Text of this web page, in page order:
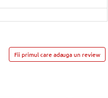
Fii primul care adauga un review